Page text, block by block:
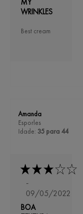
WRINKLES
Best cream
Amanda
Esporles
Idade: 35 para 44
-
09/05/2022
BOA